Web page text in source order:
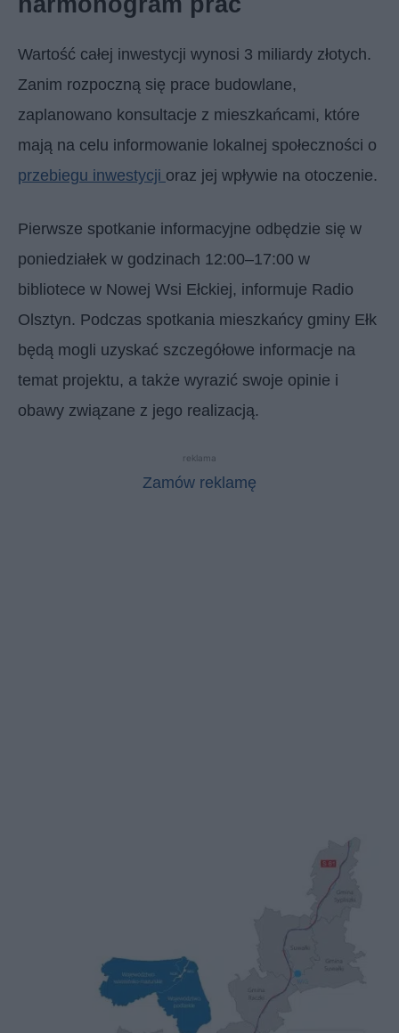
Wartość całej inwestycji wynosi 3 miliardy złotych.
Zanim rozpoczną się prace budowlane,
zaplanowano konsultacje z mieszkańcami, które
mają na celu informowanie lokalnej społeczności o
przebiegu inwestycji oraz jej wpływie na otoczenie.
Pierwsze spotkanie informacyjne odbędzie się w
poniedziałek w godzinach 12:00–17:00 w
bibliotece w Nowej Wsi Ełckiej, informuje Radio
Olsztyn. Podczas spotkania mieszkańcy gminy Ełk
będą mogli uzyskać szczegółowe informacje na
temat projektu, a także wyrazić swoje opinie i
obawy związane z jego realizacją.
reklama
Zamów reklamę